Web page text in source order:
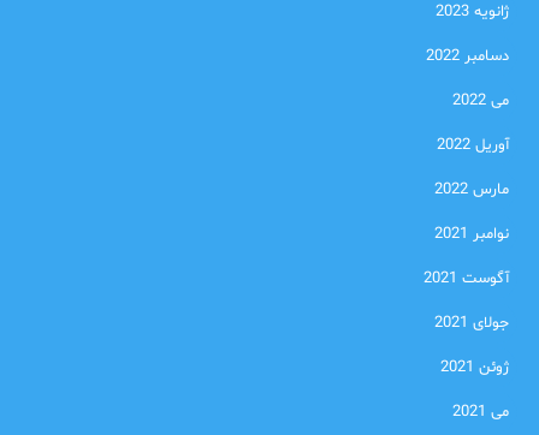
ژانویه 2023
دسامبر 2022
می 2022
آوریل 2022
مارس 2022
نوامبر 2021
آگوست 2021
جولای 2021
ژوئن 2021
می 2021